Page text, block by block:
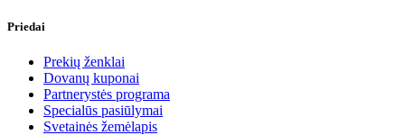
Priedai
Prekių ženklai
Dovanų kuponai
Partnerystės programa
Specialūs pasiūlymai
Svetainės žemėlapis